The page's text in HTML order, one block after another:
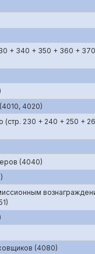
+ 340 + 350 + 360 +
4020)
230 + 240 + 250 +
(4040)
(4080)